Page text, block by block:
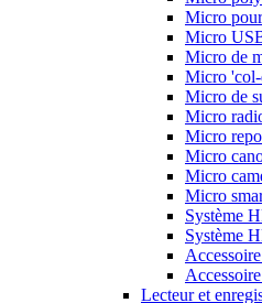
Micro
Micro
Micro de
Micro
Micro de
Micro
Micro
Micro
Micro
Micro
Système
Système
Lecteur et